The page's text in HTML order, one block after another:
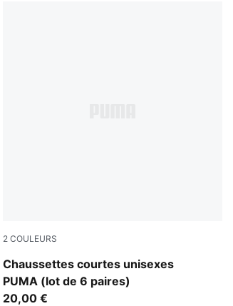
2 COULEURS
Chaussettes courtes unisexes
PUMA (lot de 6 paires)
black
20,00 €